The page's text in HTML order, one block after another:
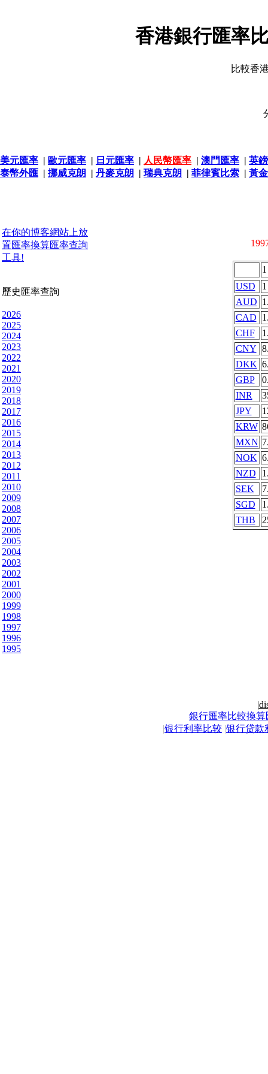
香港銀行匯率
比較香
美元匯率 | 歐元匯率 | 日元匯率 | 人民幣匯率 | 澳門匯率 | 英
泰幣外匯 | 挪威克朗 | 丹麥克朗 | 瑞典克朗 | 菲律賓比索 | 黃
在你的博客網站上放
置匯率換算匯率查詢
工具!
歷史匯率查詢
2026
2025
2024
2023
2022
2021
2020
2019
2018
2017
2016
2015
2014
2013
2012
2011
2010
2009
2008
2007
2006
2005
2004
2003
2002
2001
2000
1999
1998
1997
1996
1995
USD
1
AUD
CAD
CHF
CNY
DKK
GBP
INR
JPY
KRW
MXN
NOK
NZD
SEK
SGD
THB
|
銀行匯率比較換算
|银行利率比较 |银行贷款